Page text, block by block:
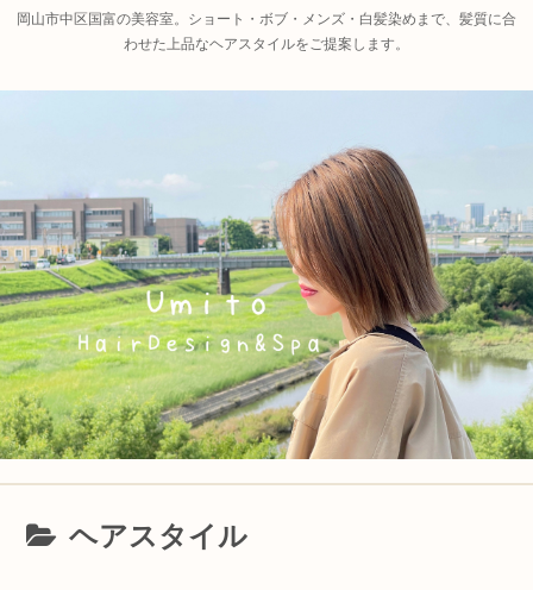
岡山市中区国富の美容室。ショート・ボブ・メンズ・白髪染めまで、髪質に合
わせた上品なヘアスタイルをご提案します。
ヘアスタイル